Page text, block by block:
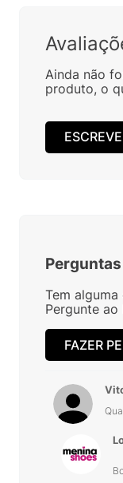
Ainda não
produto, o
Perguntas
Tem
Pergunte
FAZER